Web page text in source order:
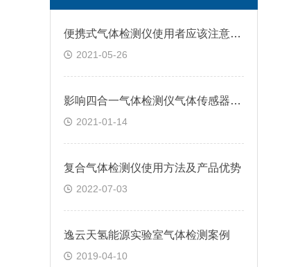
便携式气体检测仪使用者应该注意的问题
2021-05-26
影响四合一气体检测仪气体传感器寿命的因素
2021-01-14
复合气体检测仪使用方法及产品优势
2022-07-03
逸云天氢能源实验室气体检测案例
2019-04-10